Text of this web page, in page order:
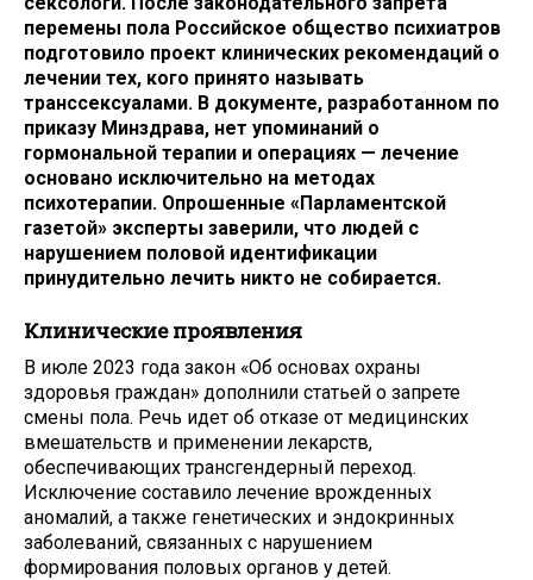
перемены пола Российское общество психиатров
подготовило проект клинических рекомендаций о
лечении тех, кого принято называть
транссексуалами. В документе, разработанном по
приказу Минздрава, нет упоминаний о
гормональной терапии и операциях — лечение
основано исключительно на методах
психотерапии. Опрошенные «Парламентской
газетой» эксперты заверили, что людей с
нарушением половой идентификации
принудительно лечить никто не собирается.
Клинические проявления
В июле 2023 года закон «Об основах охраны
здоровья граждан» дополнили статьей о запрете
смены пола. Речь идет об отказе от медицинских
вмешательств и применении лекарств,
обеспечивающих трансгендерный переход.
Исключение составило лечение врожденных
аномалий, а также генетических и эндокринных
заболеваний, связанных с нарушением
формирования половых органов у детей.